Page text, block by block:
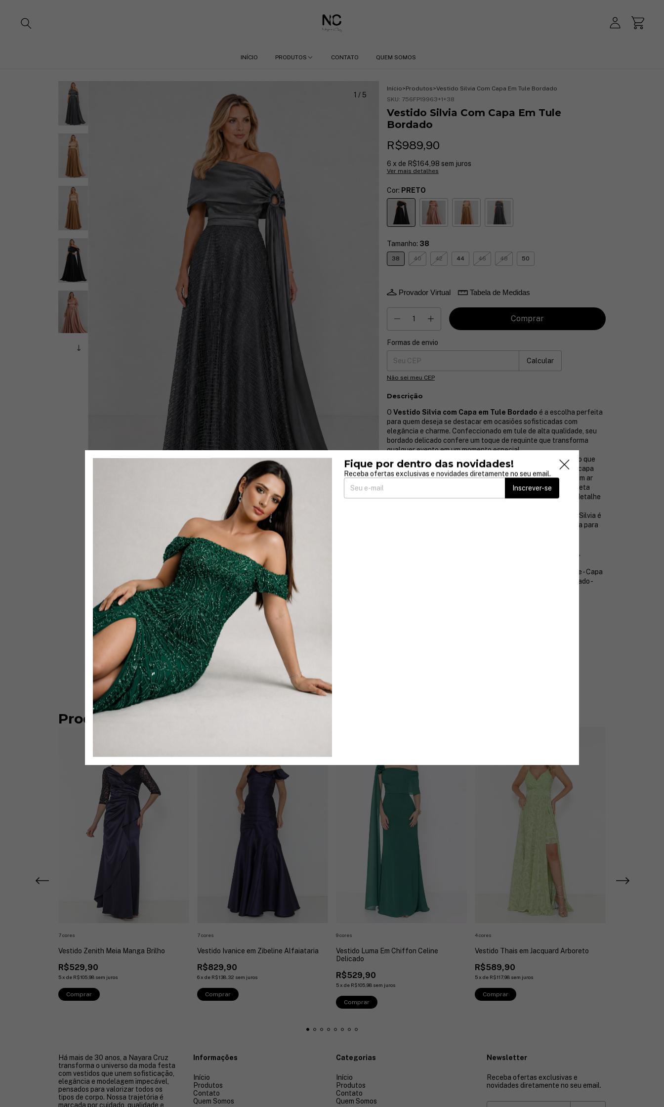
INÍCIO PRODUTOS CONTATO QUEM SOMOS
1 / 5
Início>Produtos>Vestido Silvia Com Capa Em Tule Bordado
SKU: 756FP19963+1+38
Vestido Silvia Com Capa Em Tule
Bordado
R$989,90
6 x de R$164,98 sem juros
Ver mais detalhes
Cor: PRETO
Tamanho: 38
38 40 42 44 46 48 50
Provador Virtual Tabela de Medidas
Entregas para o CEP:
Formas de envio
Calcular
Não sei meu CEP
Descrição
O Vestido Silvia com Capa em Tule Bordado é a escolha perfeita
para quem deseja se destacar em ocasiões sofisticadas com
elegância e charme. Confeccionado em tule de alta qualidade, seu
bordado delicado confere um toque de requinte que transforma
qualquer evento em um momento especial.
A capa removível adiciona versatilidade ao vestido, permitindo que
você adapte o look conforme o estilo desejado — seja com a capa
para um visual mais imponente e dramático, ou sem ela para um ar
mais leve e moderno. Seu design pensado para realçar a silhueta
feminina garante um caimento impecável, valorizando cada detalhe
Ideal para festas, casamentos ou eventos formais, o Vestido Silvia é
sinônimo de sofisticação e conforto. Aposte nesta peça única para
- Tule bordado de alta qualidade - Capa
removível para diferentes estilos - Design elegante e sofisticado -
Produtos similares
Vestido Zenith Meia Manga Brilho
R$529,90
5x de R$105,98 sem juros
7 cores
Comprar
Vestido Ivanice em Zibeline Alfaiataria
R$829,90
6x de R$138,32 sem juros
7 cores
Comprar
Vestido Luma Em Chiffon Celine
Delicado
R$529,90
5x de R$105,98 sem juros
9 cores
Comprar
Vestido Thais em Jacquard Arboreto
R$589,90
5x de R$117,98 sem juros
4 cores
Comprar
Há mais de 30 anos, a Nayara Cruz
transforma o universo da moda festa
com vestidos que unem sofisticação,
elegância e modelagem impecável,
pensados para valorizar todos os
tipos de corpo. Nossa trajetória é
marcada por cuidado, qualidade e
Informações
Início
Produtos
Contato
Quem Somos
Categorias
Início
Produtos
Contato
Quem Somos
Newsletter
Receba ofertas exclusivas e
novidades diretamente no seu email.
Fique por dentro das novidades!
Receba ofertas exclusivas e novidades diretamente no seu email.
Inscrever-se